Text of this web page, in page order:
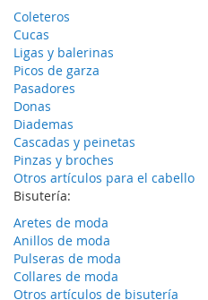
Coleteros
Cucas
Ligas y balerinas
Picos de garza
Pasadores
Donas
Diademas
Cascadas y peinetas
Pinzas y broches
Otros artículos para el cabello
Bisutería:
Aretes de moda
Anillos de moda
Pulseras de moda
Collares de moda
Otros artículos de bisutería